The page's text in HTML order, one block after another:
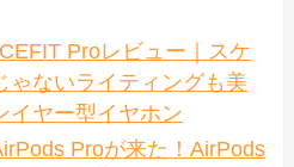
Proレビュー｜スケ
ゃないライティングも美
イヤー型イヤホン
Proが来た！AirPods